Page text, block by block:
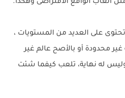
ألعاب الواقع الافتراضى وهكذا.
تحتوى على العديد من المستويات ،
غير محدودة أو بالأصح عالم غير
له نهاية، تلعب كيفما شئت